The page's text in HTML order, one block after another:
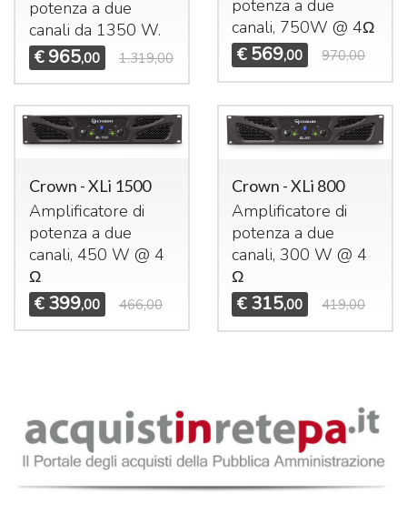
potenza a due
canali da 1350 W.
€ 965,00 1.319,00
potenza a due
canali, 750W @ 4Ω
€ 569,00 970,00
Crown - XLi 1500
Amplificatore di
potenza a due
canali, 450 W @ 4
Ω
€ 399,00 466,00
Crown - XLi 800
Amplificatore di
potenza a due
canali, 300 W @ 4
Ω
€ 315,00 419,00